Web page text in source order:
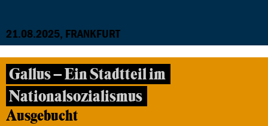
21.08.2025, FRANKFURT
Gallus – Ein Stadtteil im
Nationalsozialismus
Ausgebucht